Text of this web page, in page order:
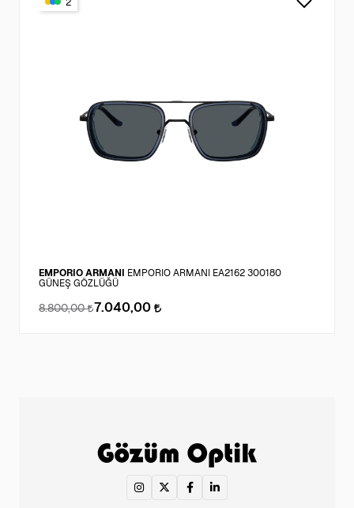
2
EMPORIO ARMANI EMPORIO ARMANI EA2162 300180
GÜNEŞ GÖZLÜĞÜ
8.800,00 7.040,00